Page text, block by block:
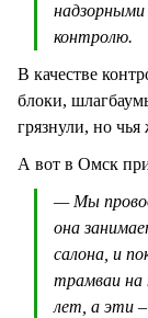
надзорными
контролю.
В качестве
блоки,
грязнули, но чья
А вот в Омск
— Мы
она
салона, и
трамваи на
лет, а эти